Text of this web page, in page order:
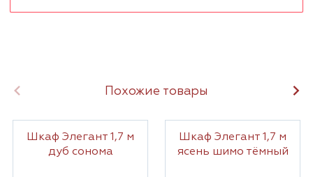
Похожие товары
Шкаф Элегант 1,7 м
дуб сонома
Шкаф Элегант 1,7 м
ясень шимо тёмный